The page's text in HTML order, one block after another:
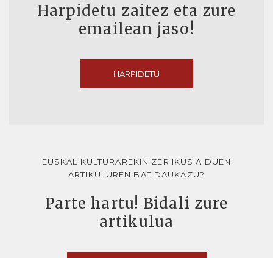
Harpidetu zaitez eta zure
emailean jaso!
HARPIDETU
EUSKAL KULTURAREKIN ZER IKUSIA DUEN
ARTIKULUREN BAT DAUKAZU?
Parte hartu! Bidali zure
artikulua